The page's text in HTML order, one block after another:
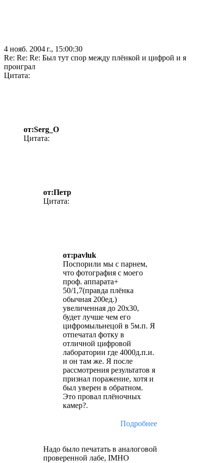
4 нояб. 2004 г., 15:00:30
Re: Re: Re: Был тут спор между плёнкой и цифрой и я
проиграл
Цитата:
от:Serg_O
Цитата:
от:Петр
Цитата:
от:pavluk
Поспорили мы с парнем,
что фотография с моего
проф. аппарата+
50/1,7(правда плёнка
обычная 200ед.)
увеличенная до 20х30,
будет лучше чем его
цифромыльнецой в 5м.п. Я
отпечатал фотку в
отличной цифровой
лаборатории где 4000д.п.и.
и он там же. Я после
рассмотрения результатов я
признал поражение, хотя и
был уверен в обратном.
Это провал плёночных
камер?.
Подробнее
Надо было печатать в аналоговой
проверенной лабе, IMHO